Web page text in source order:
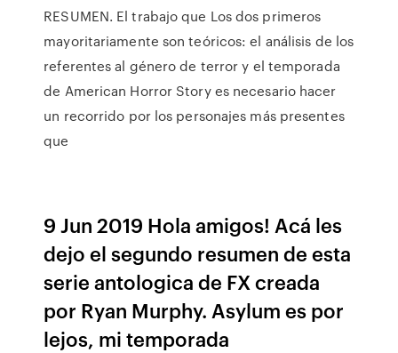
RESUMEN. El trabajo que Los dos primeros
mayoritariamente son teóricos: el análisis de los
referentes al género de terror y el temporada
de American Horror Story es necesario hacer
un recorrido por los personajes más presentes
que
9 Jun 2019 Hola amigos! Acá les
dejo el segundo resumen de esta
serie antologica de FX creada
por Ryan Murphy. Asylum es por
lejos, mi temporada